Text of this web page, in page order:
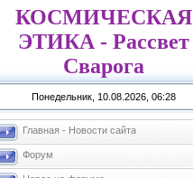
КОСМИЧЕСКАЯ
ЭТИКА - Рассвет
Сварога
Понедельник, 10.08.2026, 06:28
Главная - Новости сайта
Форум